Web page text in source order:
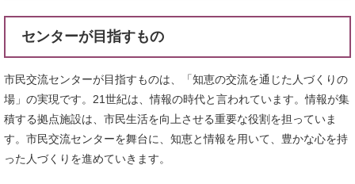
センターが目指すもの
市民交流センターが目指すものは、「知恵の交流を通じた人づくりの
場」の実現です。21世紀は、情報の時代と言われています。情報が集
積する拠点施設は、市民生活を向上させる重要な役割を担っていま
す。市民交流センターを舞台に、知恵と情報を用いて、豊かな心を持
った人づくりを進めていきます。